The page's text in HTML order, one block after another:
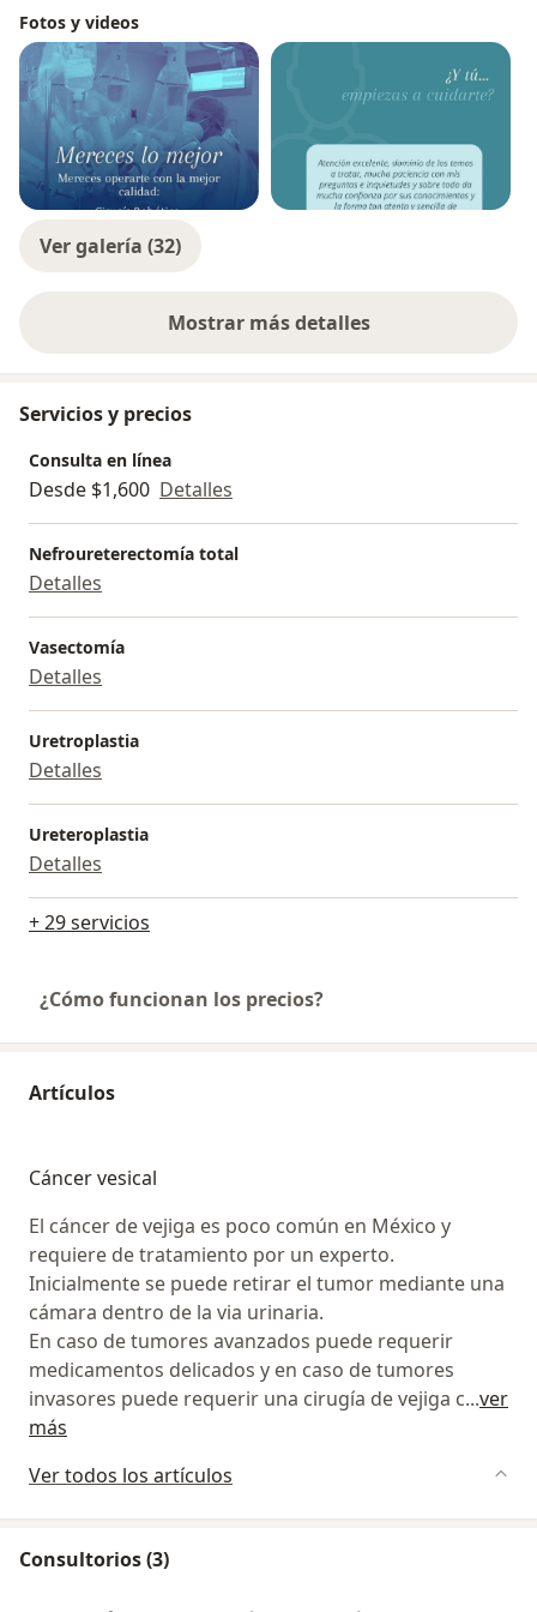
laparoscópicas realizadas. Fui jefe del Centro de
Cirugía Robótica y responsable de Uro-Oncología en el
Hospital naval. Es indispensable identificar a un
urólogo experimentado y que haya superado la curva
de aprendizaje necesaria para poder brindar
resultados efectivos en procedimientos quirúrgicos.
Socio Fundador de Urólogos de México, cuento con un
equipo multidisciplinario para atender de manera
subespecializada todas las patologías urológicas. En
ofrece la mejor atención integral del paciente
Fotos y videos
Ver galería (32)
Mostrar más detalles
sobre la experiencia
Servicios y precios
Consulta en línea
Desde $1,600 Detalles
Nefroureterectomía total
Detalles
Vasectomía
Detalles
Uretroplastia
Detalles
Ureteroplastia
Detalles
+ 29 servicios
¿Cómo funcionan los precios?
Artículos
Cáncer vesical
El cáncer de vejiga es poco común en México y
requiere de tratamiento por un experto.
Inicialmente se puede retirar el tumor mediante una
cámara dentro de la via urinaria.
En caso de tumores avanzados puede requerir
medicamentos delicados y en caso de tumores
invasores puede requerir una cirugía de vejiga c...ver
más
Ver todos los artículos
Consultorios (3)